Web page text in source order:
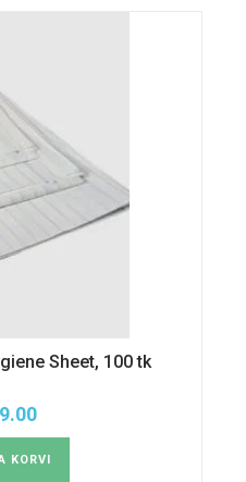
Sheet, 100 tk
KORVI